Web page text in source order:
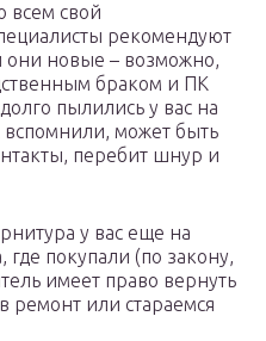
всем свой
рекомендуют
они новые – возможно,
браком и ПК
пылились у вас на
может быть
перебит шнур и
у вас еще на
где покупали (по закону,
имеет право вернуть
ремонт или стараемся